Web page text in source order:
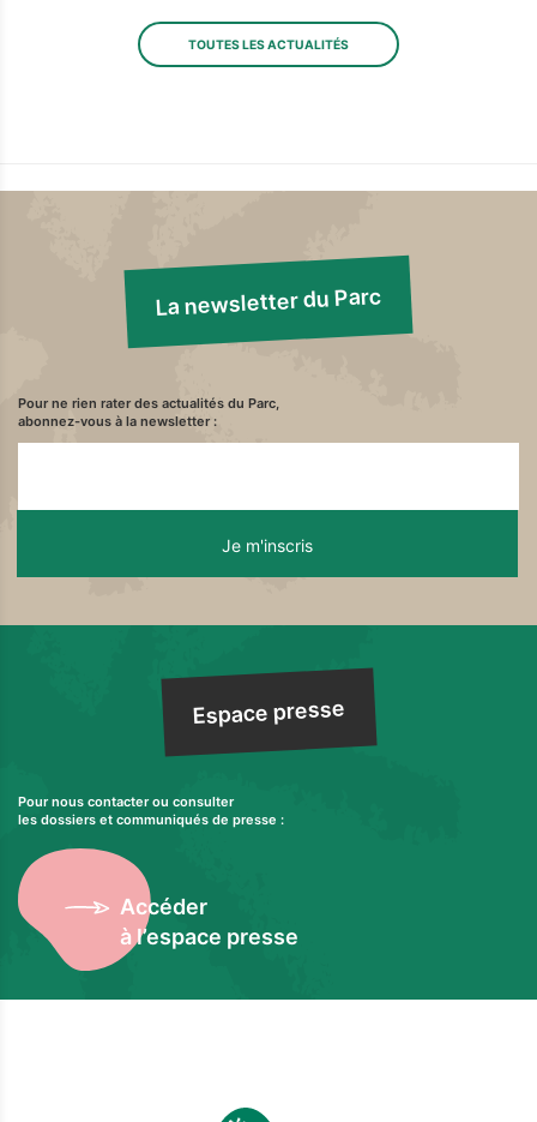
TOUTES LES ACTUALITÉS
La newsletter du Parc
Pour ne rien rater des actualités du Parc,
abonnez-vous à la newsletter :
Espace presse
Pour nous contacter ou consulter
les dossiers et communiqués de presse :
Accéder
à l’espace presse